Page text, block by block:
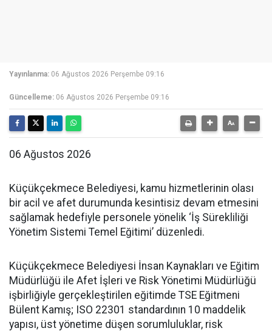
Yayınlanma: 06 Ağustos 2026 Perşembe 09:16
Güncelleme: 06 Ağustos 2026 Perşembe 09:16
06 Ağustos 2026
Küçükçekmece Belediyesi, kamu hizmetlerinin olası
bir acil ve afet durumunda kesintisiz devam etmesini
sağlamak hedefiyle personele yönelik ‘İş Sürekliliği
Yönetim Sistemi Temel Eğitimi’ düzenledi.
Küçükçekmece Belediyesi İnsan Kaynakları ve Eğitim
Müdürlüğü ile Afet İşleri ve Risk Yönetimi Müdürlüğü
işbirliğiyle gerçekleştirilen eğitimde TSE Eğitmeni
Bülent Kamış; ISO 22301 standardının 10 maddelik
yapısı, üst yönetime düşen sorumluluklar, risk